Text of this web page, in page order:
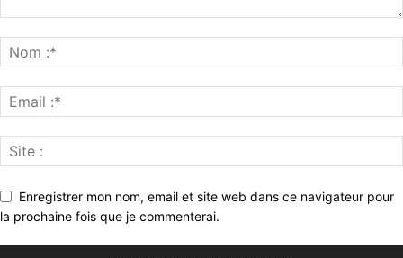
Enregistrer mon nom, email et site web dans ce navigateur pour
la prochaine fois que je commenterai.